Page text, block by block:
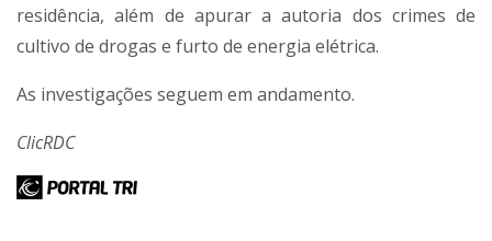
residência, além de apurar a autoria dos crimes de
cultivo de drogas e furto de energia elétrica.
As investigações seguem em andamento.
ClicRDC